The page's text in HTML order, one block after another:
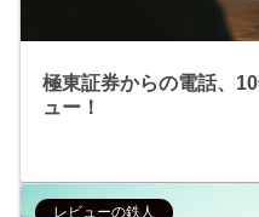
極東証券からの電話、
ュー！
レビューの鉄人